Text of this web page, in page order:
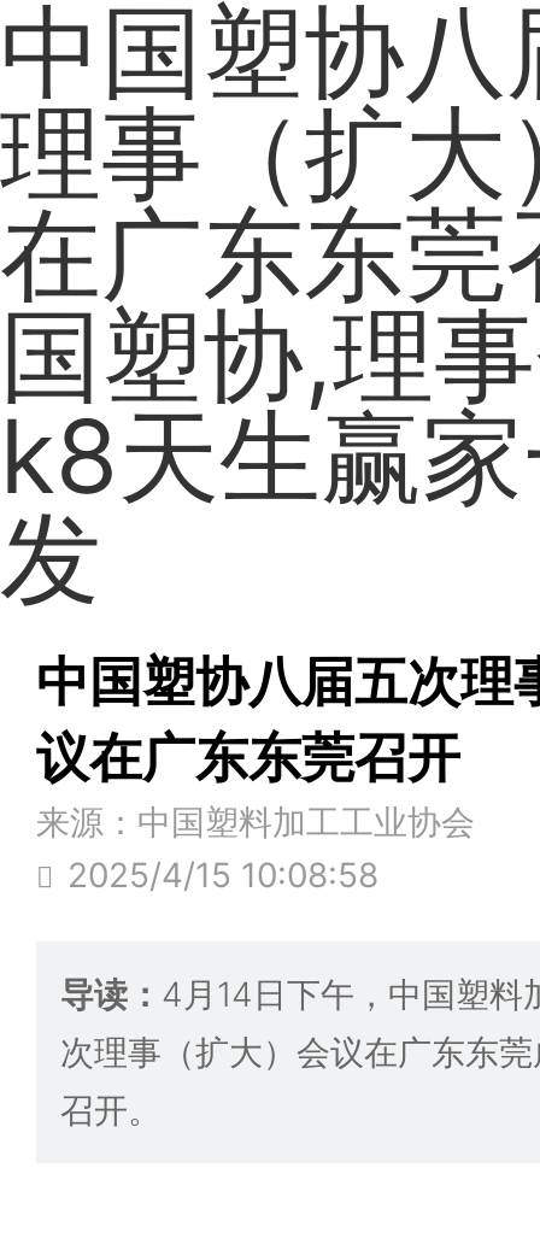
中国塑协八
理事（扩大
在广东东莞
国塑协,理
k8天生赢
发
中国塑协八届五次理
议在广东东莞召开
来源：中国塑料加工工业协会
2025/4/15 10:08:58
导读： 4月14日下午，中国塑料
次理事（扩大）会议在广东东
召开。